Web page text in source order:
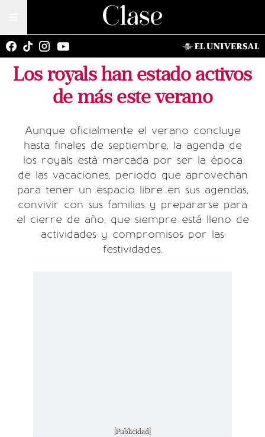
Los royals han estado activos
de más este verano
Aunque oficialmente el verano concluye
hasta finales de septiembre, la agenda de
los royals está marcada por ser la época
de las vacaciones, periodo que aprovechan
para tener un espacio libre en sus agendas,
convivir con sus familias y prepararse para
el cierre de año, que siempre está lleno de
actividades y compromisos por las
festividades.
[Publicidad]